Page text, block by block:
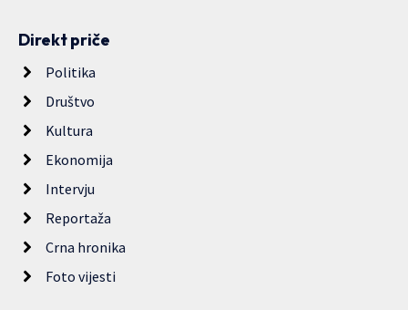
Direkt priče
Politika
Društvo
Kultura
Ekonomija
Intervju
Reportaža
Crna hronika
Foto vijesti